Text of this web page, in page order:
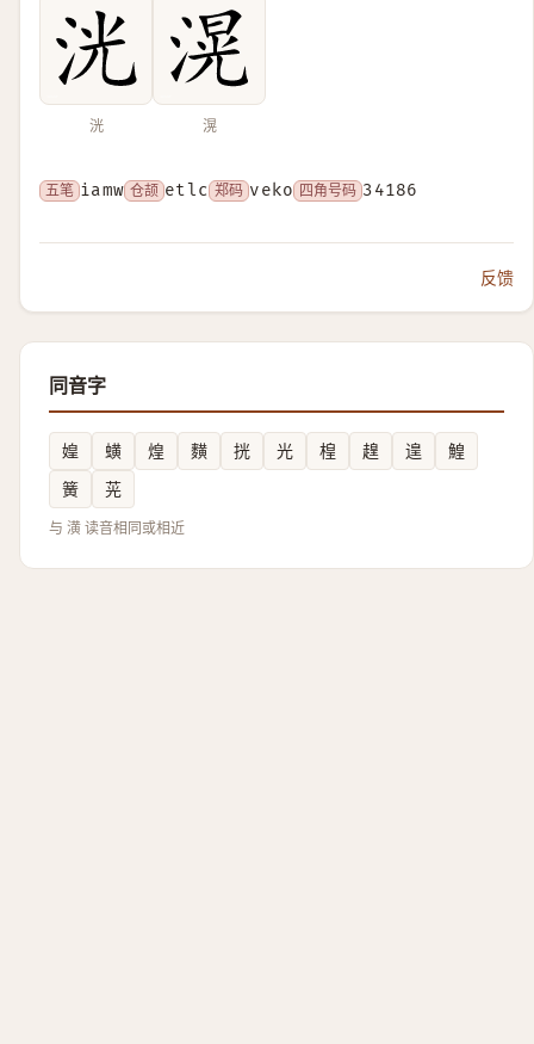
洸 滉
五笔 iamw 仓颉 etlc 郑码 veko 四角号码 34186
反馈
同音字
媓 蟥 煌 䵃 挄 光 楻 䞹 遑
鰉
簧
茪
与 潢 读音相同或相近